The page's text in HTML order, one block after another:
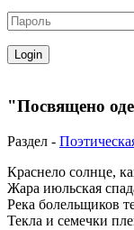
"Посвящено
Раздел -
Краснело солнце,
Жара июльская
Река болельщиков
Текла и семечки